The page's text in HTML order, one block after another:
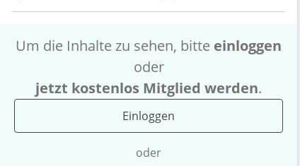
Um die Inhalte zu sehen, bitte einloggen
oder
jetzt kostenlos Mitglied werden.
Einloggen
oder